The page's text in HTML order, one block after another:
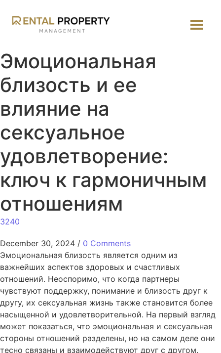
Эмоциональная
близость и ее
влияние на
сексуальное
удовлетворение:
ключ к гармоничным
отношениям
3240
December 30, 2024 / 0 Comments
Эмоциональная близость является одним из
важнейших аспектов здоровых и счастливых
отношений. Неоспоримо, что когда партнеры
чувствуют поддержку, понимание и близость друг к
другу, их сексуальная жизнь также становится более
насыщенной и удовлетворительной. На первый взгляд
может показаться, что эмоциональная и сексуальная
стороны отношений разделены, но на самом деле они
тесно связаны и взаимодействуют друг с другом.